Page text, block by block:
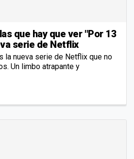
que hay que ver "Por 13
serie de Netflix
la nueva serie de Netflix que no
Un limbo atrapante y